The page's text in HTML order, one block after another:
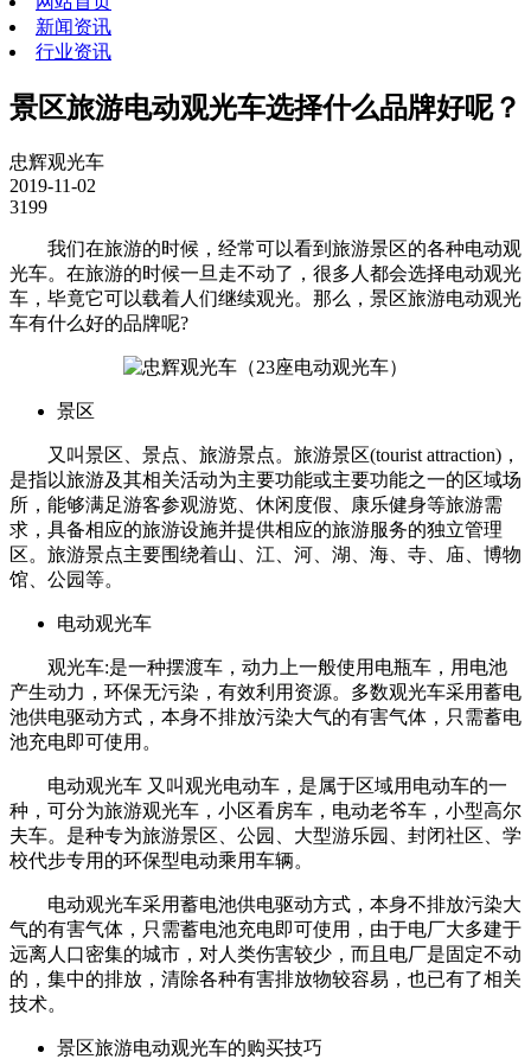
新闻资讯
行业资讯
景区旅游电动观光车选择什么品牌好呢？
忠辉观光车
2019-11-02
3199
我们在旅游的时候，经常可以看到旅游景区的各种电动观
光车。在旅游的时候一旦走不动了，很多人都会选择电动观光
车，毕竟它可以载着人们继续观光。那么，景区旅游电动观光
车有什么好的品牌呢?
（23座电动观光车）
景区
又叫景区、景点、旅游景点。旅游景区(tourist attraction)，
是指以旅游及其相关活动为主要功能或主要功能之一的区域场
所，能够满足游客参观游览、休闲度假、康乐健身等旅游需
求，具备相应的旅游设施并提供相应的旅游服务的独立管理
区。旅游景点主要围绕着山、江、河、湖、海、寺、庙、博物
馆、公园等。
电动观光车
观光车:是一种摆渡车，动力上一般使用电瓶车，用电池
产生动力，环保无污染，有效利用资源。多数观光车采用蓄电
池供电驱动方式，本身不排放污染大气的有害气体，只需蓄电
池充电即可使用。
电动观光车 又叫观光电动车，是属于区域用电动车的一
种，可分为旅游观光车，小区看房车，电动老爷车，小型高尔
夫车。是种专为旅游景区、公园、大型游乐园、封闭社区、学
校代步专用的环保型电动乘用车辆。
电动观光车采用蓄电池供电驱动方式，本身不排放污染大
气的有害气体，只需蓄电池充电即可使用，由于电厂大多建于
远离人口密集的城市，对人类伤害较少，而且电厂是固定不动
的，集中的排放，清除各种有害排放物较容易，也已有了相关
技术。
景区旅游电动观光车的购买技巧